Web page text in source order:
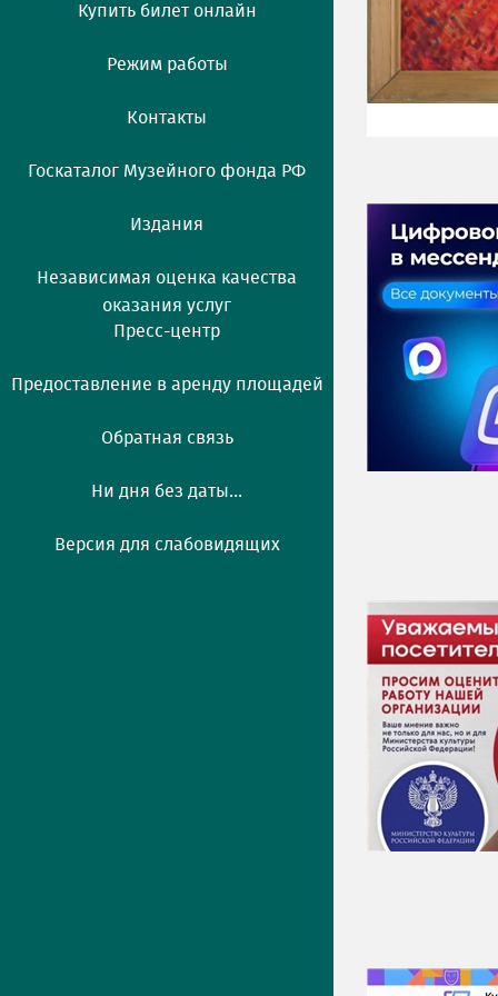
Купить билет онлайн
Режим работы
Контакты
Госкаталог Музейного фонда РФ
Издания
Независимая оценка качества
оказания услуг
Пресс-центр
Предоставление в аренду площадей
Обратная связь
Ни дня без даты...
Версия для слабовидящих